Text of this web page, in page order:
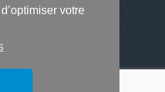
votre